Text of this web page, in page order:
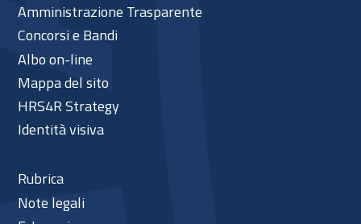
Amministrazione Trasparente
Concorsi e Bandi
Albo on-line
Mappa del sito
HRS4R Strategy
Identità visiva
Rubrica
Note legali